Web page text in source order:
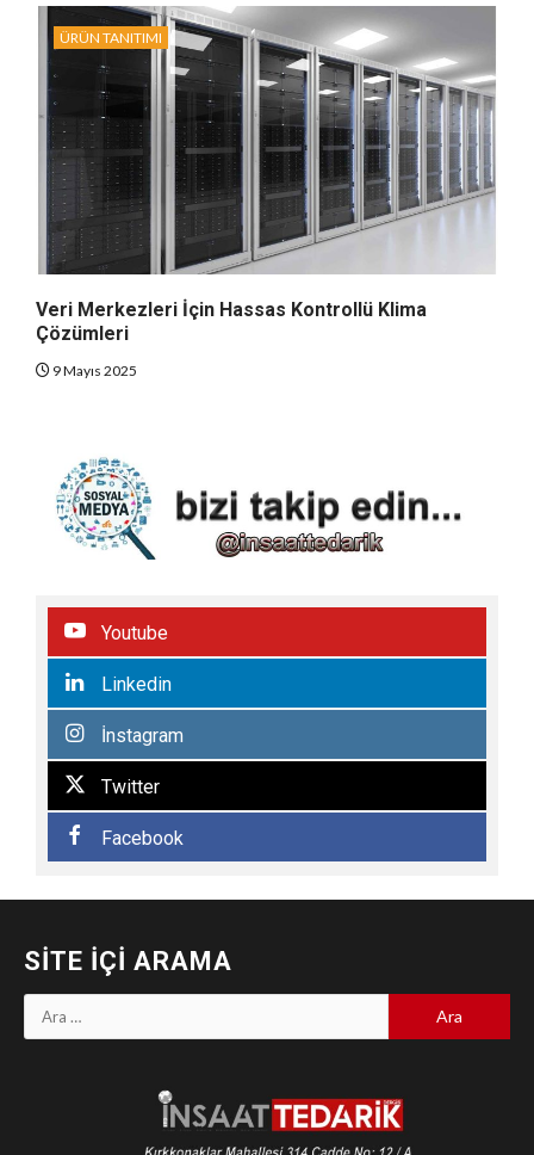
ÜRÜN TANITIMI
Veri Merkezleri İçin Hassas Kontrollü Klima
Çözümleri
9 Mayıs 2025
Youtube
Linkedin
İnstagram
Twitter
Facebook
SITE İÇI ARAMA
Arama: